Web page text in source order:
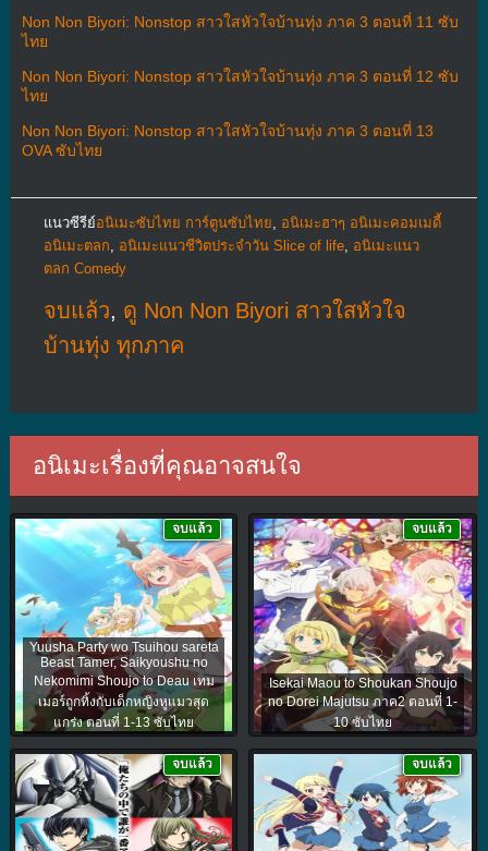
Non Non Biyori: Nonstop สาวใสหัวใจบ้านทุ่ง ภาค 3 ตอนที่ 11 ซับ
ไทย
Non Non Biyori: Nonstop สาวใสหัวใจบ้านทุ่ง ภาค 3 ตอนที่ 12 ซับ
ไทย
Non Non Biyori: Nonstop สาวใสหัวใจบ้านทุ่ง ภาค 3 ตอนที่ 13
OVA ซับไทย
แนวซีรีย์อนิเมะซับไทย การ์ตูนซับไทย
อนิเมะฮาๆ อนิเมะคอมเมดี้
อนิเมะตลก
อนิเมะแนวชีวิตประจําวัน Slice of life, อนิเมะแนว
ตลก Comedy
จบแล้ว, ดู Non Non Biyori สาวใสหัวใจ
บ้านทุ่ง ทุกภาค
อนิเมะเรื่องที่คุณอาจสนใจ
Yuusha Party wo Tsuihou sareta
Beast Tamer, Saikyoushu no
Nekomimi Shoujo to Deau เทม
เมอร์ถูกทิ้งกับเด็กหญิงหูแมวสุด
แกร่ง ตอนที่ 1-13 ซับไทย
จบแล้ว
Isekai Maou to Shoukan Shoujo
no Dorei Majutsu ภาค2 ตอนที่ 1-
10 ซับไทย
จบแล้ว
จบแล้ว จบแล้ว